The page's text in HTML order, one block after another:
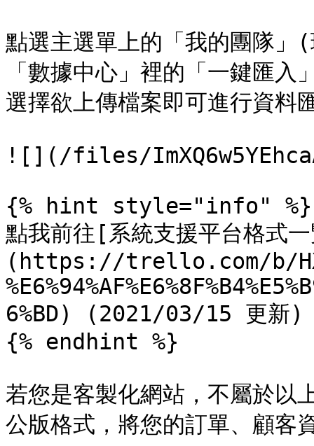
點選主選單上的「我的團隊
「數據中心」裡的「一鍵匯
選擇欲上傳檔案即可進行資料
![](/files/
{% hint style="info" %}
點我前往[系統支援平台格式
(https://trello.com/b/
6%BD) (2021/03/15 更新)
{% endhint %}
若您是客製化網站，不屬於以
公版格式，將您的訂單、顧客